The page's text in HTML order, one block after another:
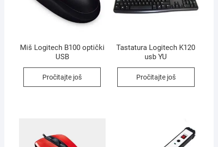
Miš Logitech B100 optički
USB
Pročitajte još
Tastatura Logitech K120
usb YU
Pročitajte još